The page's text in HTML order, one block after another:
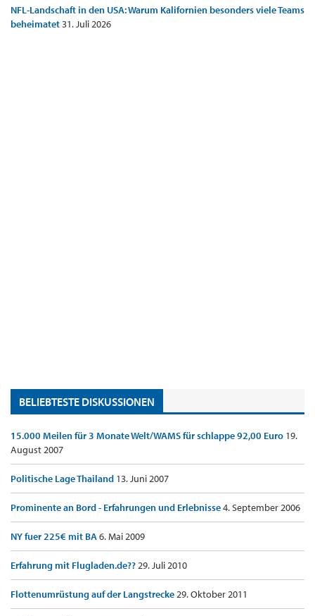
NFL-Landschaft in den USA: Warum Kalifornien besonders viele Teams
beheimatet31. Juli 2026
BELIEBTESTE DISKUSSIONEN
15.000 Meilen für 3 Monate Welt/WAMS für schlappe 92,00 Euro 19.
August 2007
Politische Lage Thailand 13. Juni 2007
Prominente an Bord - Erfahrungen und Erlebnisse4. September 2006
NY fuer 225€ mit BA6. Mai 2009
Erfahrung mit Flugladen.de??29. Juli 2010
Flottenumrüstung auf der Langstrecke29. Oktober 2011